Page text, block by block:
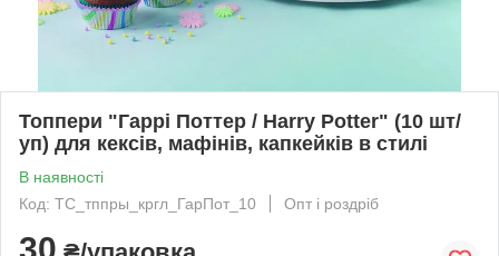
Топпери "Гаррі Поттер / Harry Potter" (10 шт/
уп) для кексів, мафінів, капкейків в стилі
В наявності
Код: ТС_тппры_кргл_ГарПот_10
Опт і роздріб
30